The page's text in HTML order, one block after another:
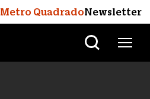
Metro QuadradoNewsletter